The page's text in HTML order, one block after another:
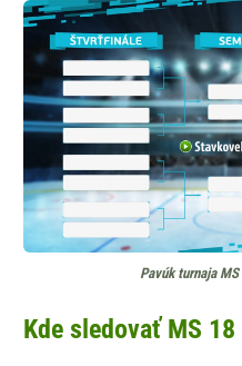
Pavúk turnaja
Kde sledovať MS